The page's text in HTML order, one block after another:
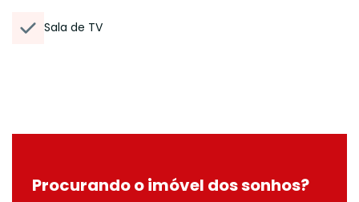
Sala de TV
Procurando o imóvel dos sonhos?